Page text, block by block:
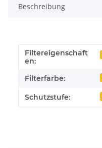
Beschreibung
Filtereigenschaft
en:
Filterfarbe:
Schutzstufe: